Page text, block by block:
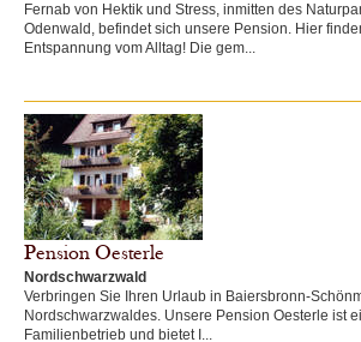
Fernab von Hektik und Stress, inmitten des
Odenwald, befindet sich unsere Pension. Hier
Entspannung vom Alltag! Die gem...
Pension Oesterle
Nordschwarzwald
Verbringen Sie Ihren Urlaub in Baiersbronn-
Nordschwarzwaldes. Unsere Pension Oesterle ist
Familienbetrieb und bietet I...